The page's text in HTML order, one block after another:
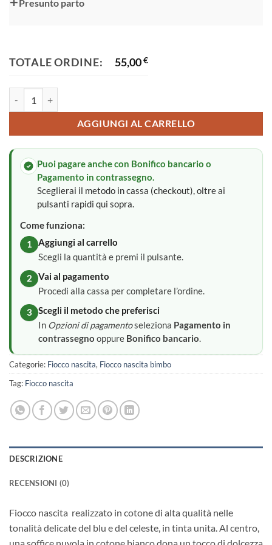
Presunto parto
TOTALE ORDINE: 55,00€
AGGIUNGI AL CARRELLO
Puoi pagare anche con Bonifico bancario o
Pagamento in contrassegno.
Sceglierai il metodo in cassa (checkout), oltre ai
pulsanti rapidi qui sopra.
Come funziona:
1
Aggiungi al carrello
Scegli la quantità e premi il pulsante.
2
Vai al pagamento
Procedi alla cassa per completare l’ordine.
3
Scegli il metodo che preferisci
In Opzioni di pagamentoseleziona Pagamento in
contrassegno oppure Bonifico bancario.
Categorie: Fiocco nascita, Fiocco nascita bimbo
Tag: Fiocco nascita
DESCRIZIONE
RECENSIONI (0)
Fiocco nascita realizzato in cotone di alta qualità nelle
tonalità delicate del blu e del celeste, in tinta unita. Al centro,